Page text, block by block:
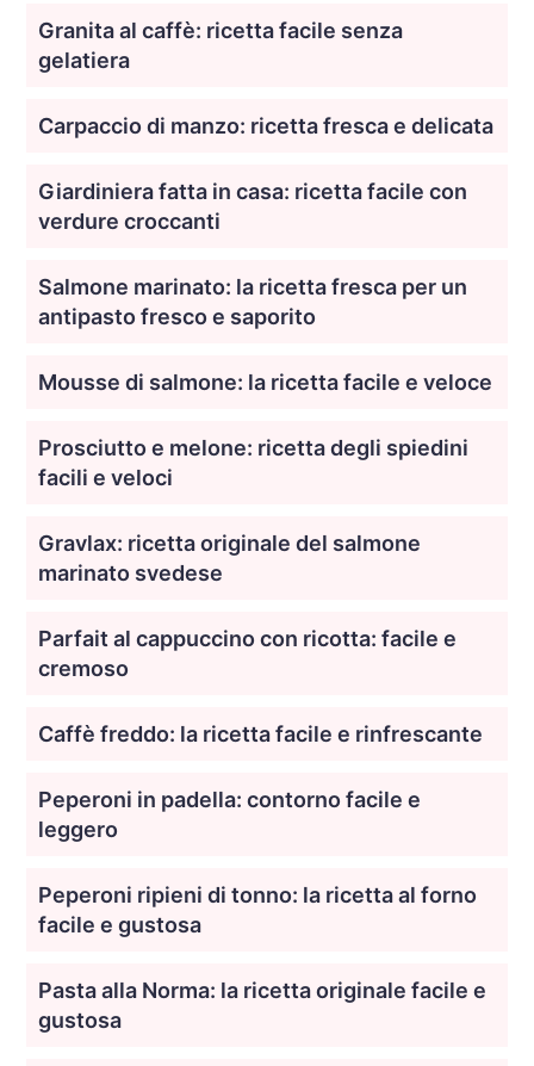
Granita al caffè: ricetta facile senza
gelatiera
Carpaccio di manzo: ricetta fresca e delicata
Giardiniera fatta in casa: ricetta facile con
verdure croccanti
Salmone marinato: la ricetta fresca per un
antipasto fresco e saporito
Mousse di salmone: la ricetta facile e veloce
Prosciutto e melone: ricetta degli spiedini
facili e veloci
Gravlax: ricetta originale del salmone
marinato svedese
Parfait al cappuccino con ricotta: facile e
cremoso
Caffè freddo: la ricetta facile e rinfrescante
Peperoni in padella: contorno facile e
leggero
Peperoni ripieni di tonno: la ricetta al forno
facile e gustosa
Pasta alla Norma: la ricetta originale facile e
gustosa